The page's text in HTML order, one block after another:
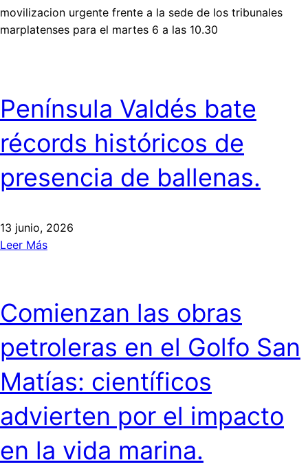
movilizacion urgente frente a la sede de los tribunales
marplatenses para el martes 6 a las 10.30
Península Valdés bate
récords históricos de
presencia de ballenas.
13 junio, 2026
Leer Más
Comienzan las obras
petroleras en el Golfo San
Matías: científicos
advierten por el impacto
en la vida marina.